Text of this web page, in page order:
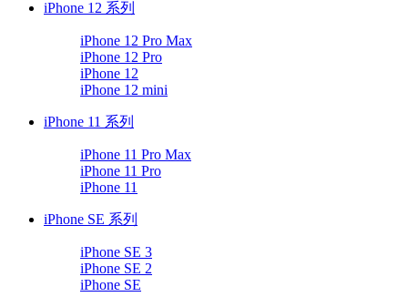
iPhone 12 系列
iPhone 12 Pro Max
iPhone 12 Pro
iPhone 12
iPhone 12 mini
iPhone 11 系列
iPhone 11 Pro Max
iPhone 11 Pro
iPhone 11
iPhone SE 系列
iPhone SE 3
iPhone SE 2
iPhone SE